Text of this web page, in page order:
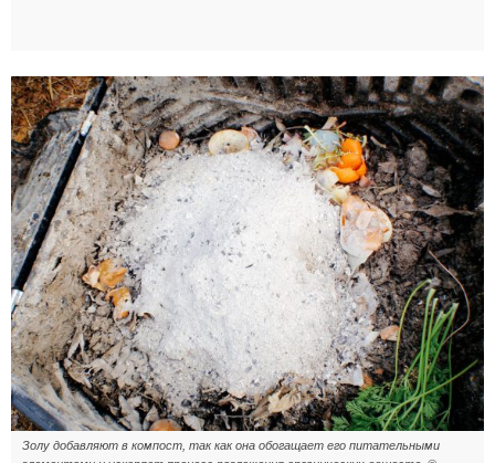
Золу добавляют в компост, так как она обогащает его питательными